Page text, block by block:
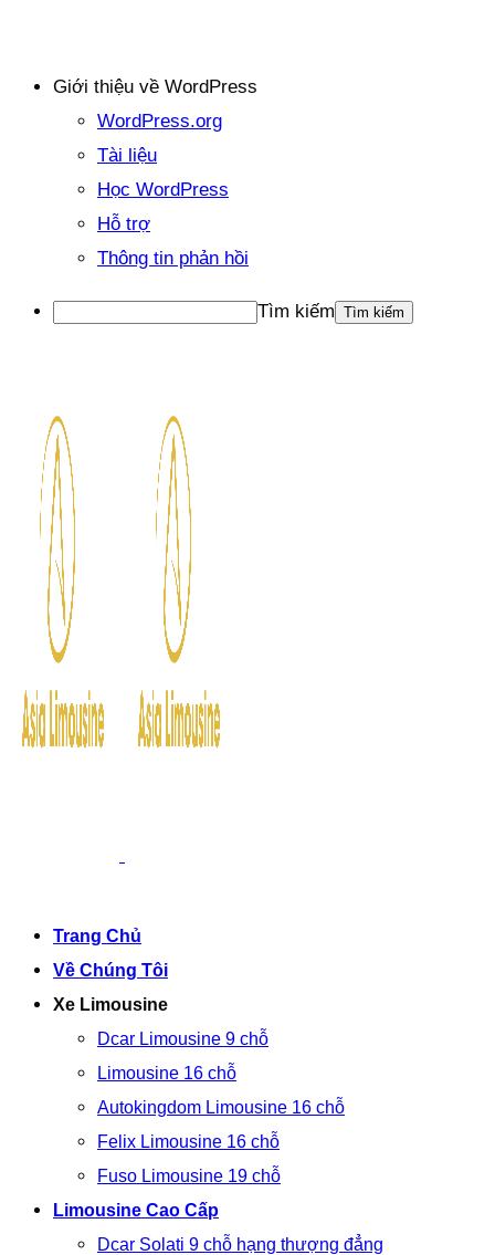
Giới thiệu về WordPress
WordPress.org
Tài liệu
Học WordPress
Hỗ trợ
Thông tin phản hồi
Tìm kiếm
Trang Chủ
Về Chúng Tôi
Xe Limousine
Dcar Limousine 9 chỗ
Limousine 16 chỗ
Autokingdom Limousine 16 chỗ
Felix Limousine 16 chỗ
Fuso Limousine 19 chỗ
Limousine Cao Cấp
Dcar Solati 9 chỗ hạng thượng đẳng